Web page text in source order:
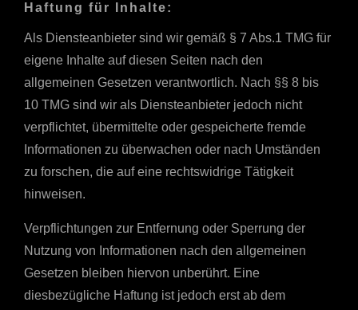
Haftung für Inhalte:
Als Diensteanbieter sind wir gemäß § 7 Abs.1 TMG für
eigene Inhalte auf diesen Seiten nach den
allgemeinen Gesetzen verantwortlich. Nach §§ 8 bis
10 TMG sind wir als Diensteanbieter jedoch nicht
verpflichtet, übermittelte oder gespeicherte fremde
Informationen zu überwachen oder nach Umständen
zu forschen, die auf eine rechtswidrige Tätigkeit
hinweisen.
Verpflichtungen zur Entfernung oder Sperrung der
Nutzung von Informationen nach den allgemeinen
Gesetzen bleiben hiervon unberührt. Eine
diesbezügliche Haftung ist jedoch erst ab dem